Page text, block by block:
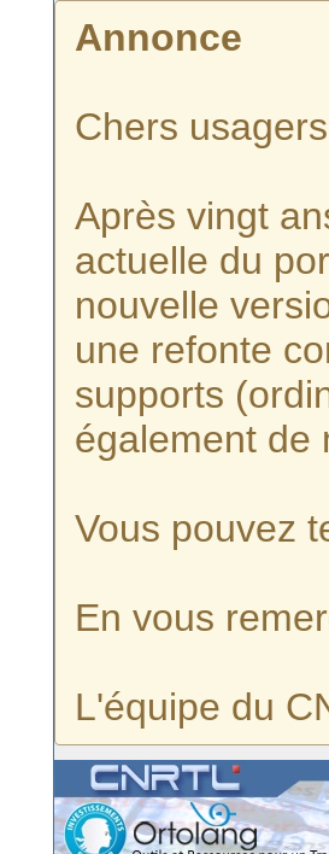
Annonce
Chers
Après vingt
actuelle du
nouvelle
une refonte
supports
également de
Vous pouvez
En vous
L'équipe du